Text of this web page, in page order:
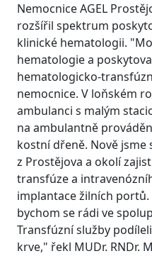
Nemocnice AGEL
rozšířil spektrum
klinické hematologii.
hematologie a
hematologicko-
nemocnice. V loňském
ambulanci s malým
na ambulantně
kostní dřeně. Nově
z Prostějova a okolí
transfúze a
implantace žilních
bychom se rádi ve
Transfúzní služby
krve," řekl MUDr. RNDr.